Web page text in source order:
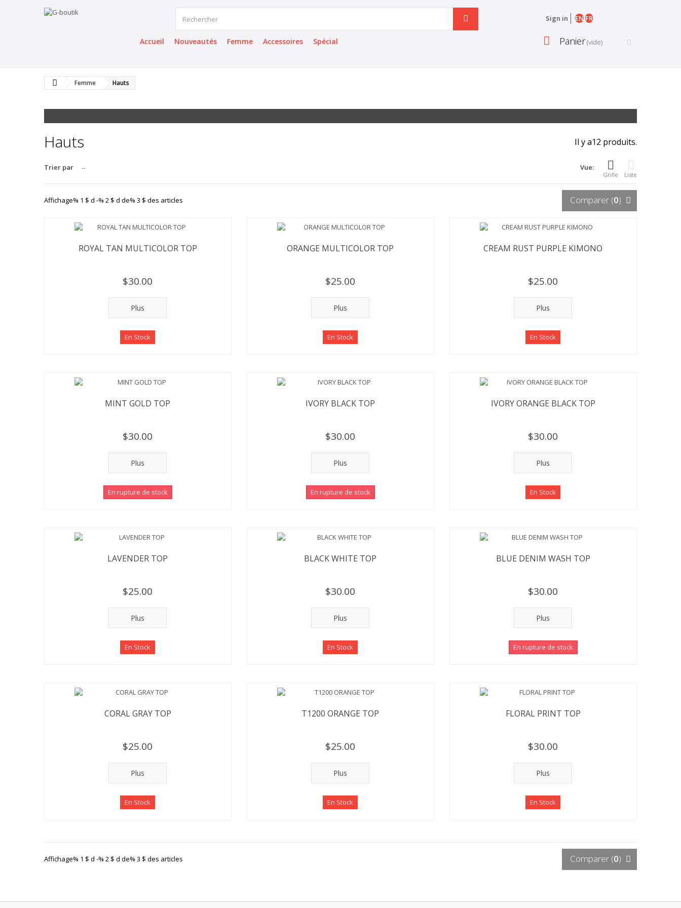
Sign in ENFR
Panier(vide)
Accueil Nouveautés Femme Accessoires Spécial
Femme Hauts
Hauts Il y a12 produits.
Vue:
Grille Liste
Trier par --
Comparer (0)
Affichage% 1 $ d -% 2 $ d de% 3 $ des articles
ROYAL TAN MULTICOLOR TOP
$30.00
Plus
En Stock
ORANGE MULTICOLOR TOP
$25.00
Plus
En Stock
CREAM RUST PURPLE KIMONO
$25.00
Plus
En Stock
MINT GOLD TOP
$30.00
Plus
En rupture de stock
IVORY BLACK TOP
$30.00
Plus
En rupture de stock
IVORY ORANGE BLACK TOP
$30.00
Plus
En Stock
LAVENDER TOP
$25.00
Plus
En Stock
BLACK WHITE TOP
$30.00
Plus
En Stock
BLUE DENIM WASH TOP
$30.00
Plus
En rupture de stock
CORAL GRAY TOP
$25.00
Plus
En Stock
T1200 ORANGE TOP
$25.00
Plus
En Stock
FLORAL PRINT TOP
$30.00
Plus
En Stock
Comparer (0)
Affichage% 1 $ d -% 2 $ d de% 3 $ des articles